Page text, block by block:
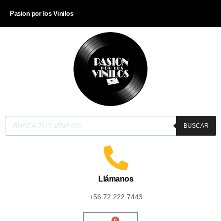
Pasion por los Vinilos
BUSCAR
Llámanos
+56 72 222 7443